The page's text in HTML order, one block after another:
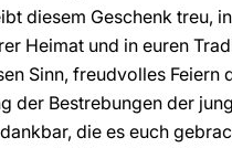
diesem Geschenk treu,
Heimat und in euren
Sinn, freudvolles Feiern
der Bestrebungen der
die es euch